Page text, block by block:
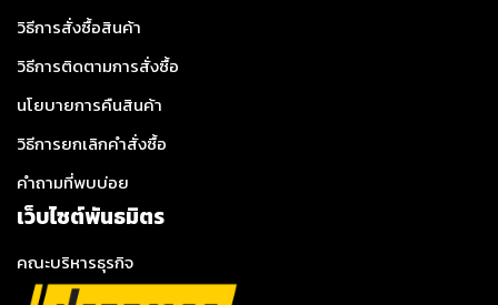
วิธีการสั่งซื้อสินค้า
วิธีการติดตามการสั่งซื้อ
นโยบายการคืนสินค้า
วิธีการยกเลิกคำสั่งซื้อ
คำถามที่พบบ่อย
เว็บไซต์พันธมิตร
คณะบริหารธุรกิจ